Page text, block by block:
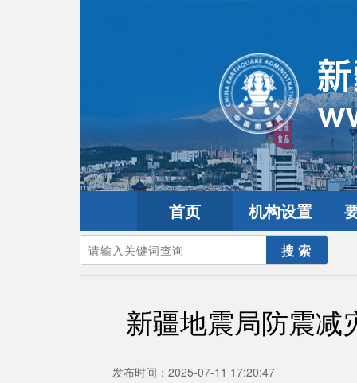
首页 机构设置
您的当前位置：首页>政务公开
新疆地震局防震减
发布时间：2025-07-11 17:20:47